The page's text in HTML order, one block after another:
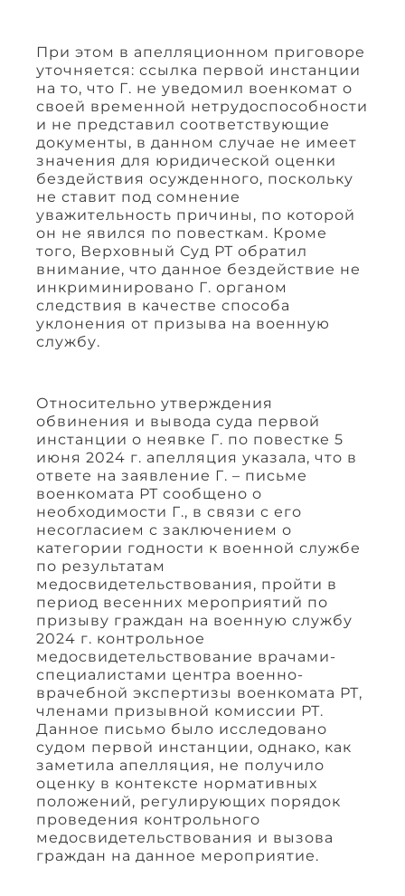
При этом в апелляционном приговоре
уточняется: ссылка первой инстанции
на то, что Г. не уведомил военкомат о
своей временной нетрудоспособности
и не представил соответствующие
документы, в данном случае не имеет
значения для юридической оценки
бездействия осужденного, поскольку
не ставит под сомнение
уважительность причины, по которой
он не явился по повесткам. Кроме
того, Верховный Суд РТ обратил
внимание, что данное бездействие не
инкриминировано Г. органом
следствия в качестве способа
уклонения от призыва на военную
службу.
Относительно утверждения
обвинения и вывода суда первой
инстанции о неявке Г. по повестке 5
июня 2024 г. апелляция указала, что в
ответе на заявление Г. – письме
военкомата РТ сообщено о
необходимости Г., в связи с его
несогласием с заключением о
категории годности к военной службе
по результатам
медосвидетельствования, пройти в
период весенних мероприятий по
призыву граждан на военную службу
2024 г. контрольное
медосвидетельствование врачами-
специалистами центра военно-
врачебной экспертизы военкомата РТ,
членами призывной комиссии РТ.
Данное письмо было исследовано
судом первой инстанции, однако, как
заметила апелляция, не получило
оценку в контексте нормативных
положений, регулирующих порядок
проведения контрольного
медосвидетельствования и вызова
граждан на данное мероприятие.